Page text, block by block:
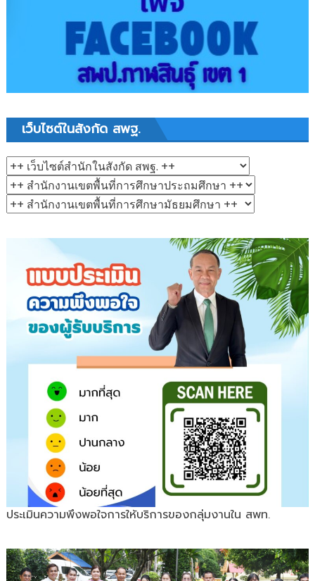
เว็บไซต์ในสังกัด สพฐ.
ประเมินความพึงพอใจการให้บริการของกลุ่มงานใน สพท.